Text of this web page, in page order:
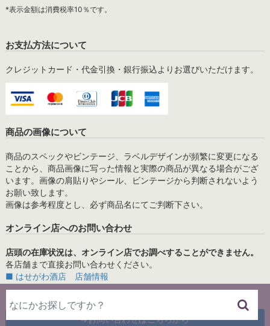
*表示金額は消費税率10％です。
お支払方法について
クレジットカード・代金引換・銀行振込よりお選びいただけます。
商品の画像について
商品のスペックやビンテージ、ラベルデザインが頻繁に変更になる
ことから、商品画像に写った情報と実際の商品が異なる場合がござ
います。画像の肩貼りやシール、ビンテージから判断されないよう
お願い致します。
画像は参考程度とし、必ず商品名にてご判断下さい。
オンライン店へのお問い合わせ
店頭の在庫状況は、オンライン店でお調べすることができません。
各店舗まで直接お問い合わせください。
■ はせがわ酒店 店舗情報
⇒お問い合わせはこちらから